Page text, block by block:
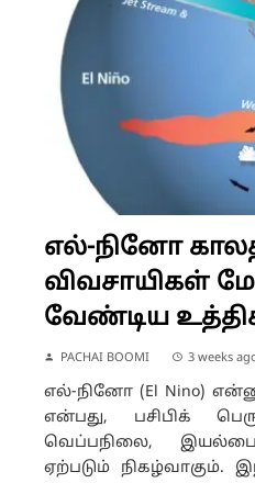
எல்-நினோ
விவசாயிகள்
வேண்டிய
PACHAI BOOMI 3 weeks
எல்-நினோ (El Nino)
என்பது, பசிபிக்
வெப்பநிலை,
ஏற்படும் நிகழ்வாகும்.